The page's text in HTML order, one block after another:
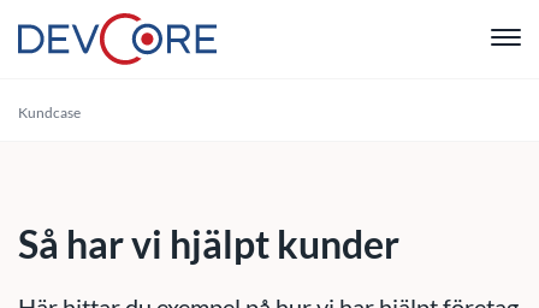
"Kundcase
Så har vi hjälpt kunder